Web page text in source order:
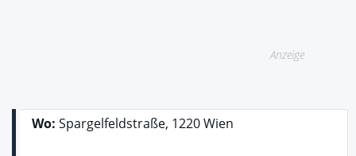
Anzeige
Wo: Spargelfeldstraße, 1220 Wien